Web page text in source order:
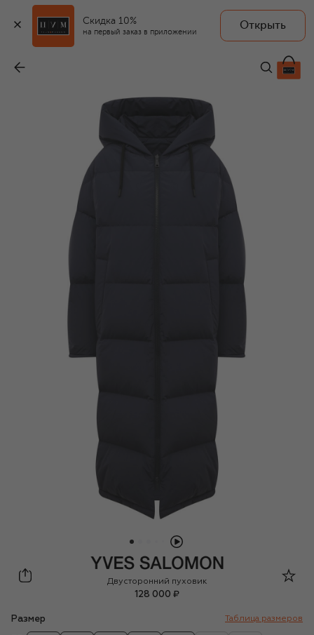
Скидка 10%
на первый заказ в приложении
Открыть
128 000 ₽
Yves Salomon
Двусторонний пуховик
128 000 ₽
Размер Таблица размеров